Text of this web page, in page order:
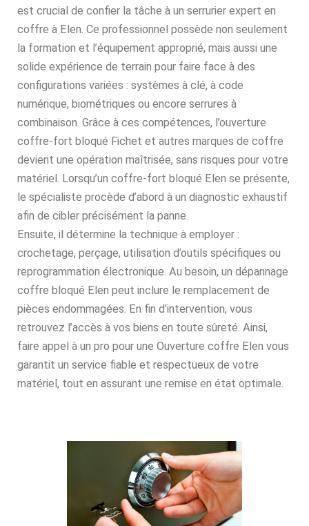
est crucial de confier la tâche à un serrurier expert en
coffre à Elen. Ce professionnel possède non seulement
la formation et l’équipement approprié, mais aussi une
solide expérience de terrain pour faire face à des
configurations variées : systèmes à clé, à code
numérique, biométriques ou encore serrures à
combinaison. Grâce à ces compétences, l’ouverture
coffre-fort bloqué Fichet et autres marques de coffre
devient une opération maîtrisée, sans risques pour votre
matériel. Lorsqu’un coffre-fort bloqué Elen se présente,
le spécialiste procède d’abord à un diagnostic exhaustif
afin de cibler précisément la panne.
Ensuite, il détermine la technique à employer :
crochetage, perçage, utilisation d’outils spécifiques ou
reprogrammation électronique. Au besoin, un dépannage
coffre bloqué Elen peut inclure le remplacement de
pièces endommagées. En fin d’intervention, vous
retrouvez l’accès à vos biens en toute sûreté. Ainsi,
faire appel à un pro pour une Ouverture coffre Elen vous
garantit un service fiable et respectueux de votre
matériel, tout en assurant une remise en état optimale.